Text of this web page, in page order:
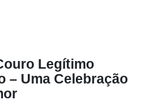
Legítimo
– Uma Celebração